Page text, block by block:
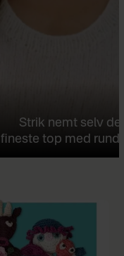
Strik nemt selv
fineste top med rund